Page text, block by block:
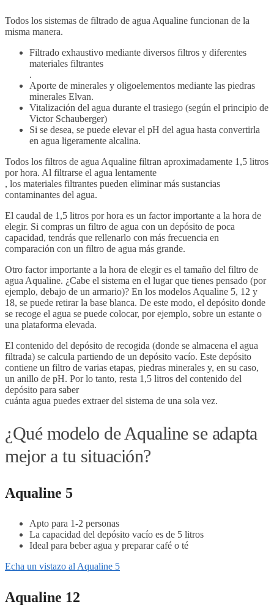
Todos los sistemas de filtrado de agua Aqualine funcionan de la
misma manera.
Filtrado exhaustivo mediante diversos filtros y diferentes
materiales filtrantes
.
Aporte de minerales y oligoelementos mediante las piedras
minerales Elvan.
Vitalización del agua durante el trasiego (según el principio de
Victor Schauberger)
Si se desea, se puede elevar el pH del agua hasta convertirla
en agua ligeramente alcalina.
Todos los filtros de agua Aqualine filtran aproximadamente 1,5 litros
por hora. Al filtrarse el agua lentamente
, los materiales filtrantes pueden eliminar más sustancias
contaminantes del agua.
El caudal de 1,5 litros por hora es un factor importante a la hora de
elegir. Si compras un filtro de agua con un depósito de poca
capacidad, tendrás que rellenarlo con más frecuencia en
comparación con un filtro de agua más grande.
Otro factor importante a la hora de elegir es el tamaño del filtro de
agua Aqualine. ¿Cabe el sistema en el lugar que tienes pensado (por
ejemplo, debajo de un armario)? En los modelos Aqualine 5, 12 y
18, se puede retirar la base blanca. De este modo, el depósito donde
se recoge el agua se puede colocar, por ejemplo, sobre un estante o
una plataforma elevada.
El contenido del depósito de recogida (donde se almacena el agua
filtrada) se calcula partiendo de un depósito vacío. Este depósito
contiene un filtro de varias etapas, piedras minerales y, en su caso,
un anillo de pH. Por lo tanto, resta 1,5 litros del contenido del
depósito para saber
cuánta agua puedes extraer del sistema de una sola vez.
¿Qué modelo de Aqualine se adapta
mejor a tu situación?
Aqualine 5
Apto para 1-2 personas
La capacidad del depósito vacío es de 5 litros
Ideal para beber agua y preparar café o té
Echa un vistazo al Aqualine 5
Aqualine 12